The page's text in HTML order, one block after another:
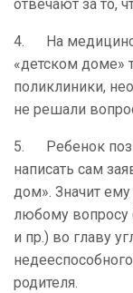
отвечают за то,
4. На
«детском доме»
поликлиники,
не решали
5. Ребенок
написать сам
дом». Значит
любому вопросу
и пр.) во главу
родителя.